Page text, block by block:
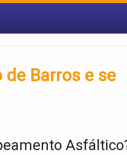
de Barros e se